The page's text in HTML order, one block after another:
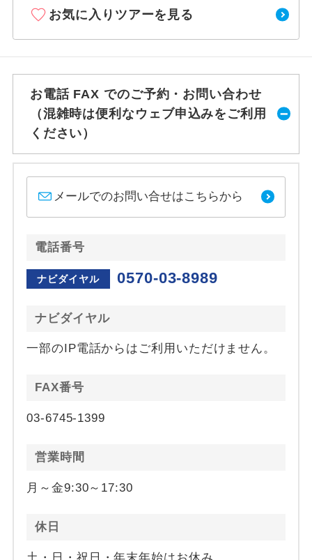
お気に入りツアーを見る
お電話 FAX でのご予約・お問い合わせ
（混雑時は便利なウェブ申込みをご利用
ください）
メールでのお問い合せはこちらから
電話番号
ナビダイヤル 0570-03-8989
ナビダイヤル
一部のIP電話からはご利用いただけません。
FAX番号
03-6745-1399
営業時間
月～金9:30～17:30
休日